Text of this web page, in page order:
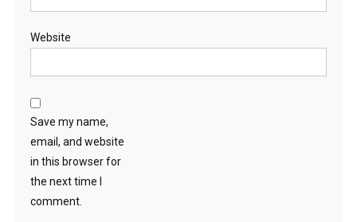
Website
Save my name,
email, and website
in this browser for
the next time I
comment.